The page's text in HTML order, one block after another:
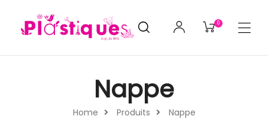
0
Home Produits Nappe
Nappe